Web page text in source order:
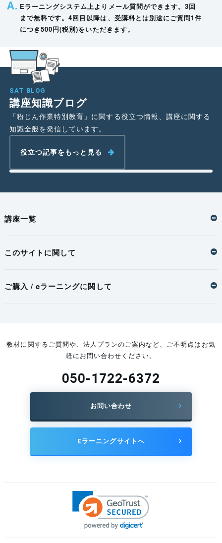
係
法
労働安全衛生法(昭和四十七年法律第五十七号)、
労働安全衛生法施行令(昭和四十七年政令第三百
令第三十二号)及び粉じん障害防止規則並びにじ
ん肺法(昭和三十五年法律第三十号)及びじん肺法
条項
https://www.mhlw.go.jp/web/t_doc?
dataId=74109000&dataType=0&pageNo=1
Eラーニングシステム上よりメール質問ができます。3回
まで無料です。4回目以降は、受講料とは別途にご質問1件
につき500円(税別)をいただきます。
SAT BLOG
講座知識ブログ
「粉じん作業特別教育」に関する役立つ情報、講座に関する
知識全般を発信しています。
役立つ記事をもっと見る
講座一覧
このサイトに関して
ご購入 / eラーニングに関して
教材に関するご質問や、法人プランのご案内など、ご不明点はお気
軽にお問い合わせください。
050-1722-6372
お問い合わせ
Eラーニングサイトへ